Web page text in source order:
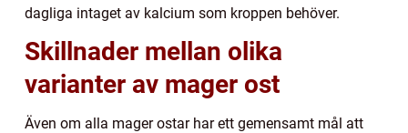
dagliga intaget av kalcium som kroppen behöver.
Skillnader mellan olika
varianter av mager ost
Även om alla mager ostar har ett gemensamt mål att